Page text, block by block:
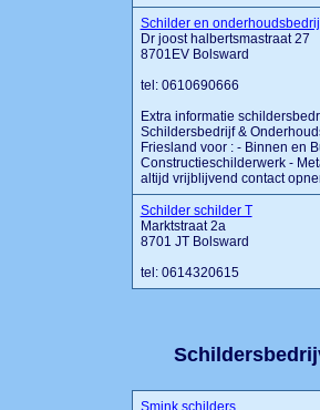
Schilder en
Dr joost halbertsmastraat 27
8701EV Bolsward
tel: 0610690666
Extra informatie
Schildersbedrijf &
Friesland voor : - Binnen en
Constructieschilderwerk -
altijd vrijblijvend contact
Schilder schilder T
Marktstraat 2a
8701 JT Bolsward
tel: 0614320615
Smink schilders